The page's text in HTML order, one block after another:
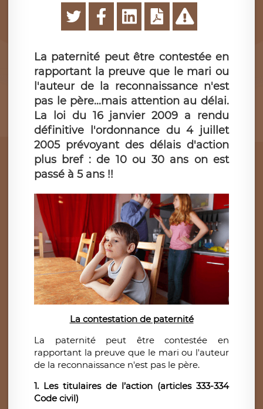
La paternité peut être contestée en
rapportant la preuve que le mari ou
l'auteur de la reconnaissance n'est
pas le père...mais attention au délai.
La loi du 16 janvier 2009 a rendu
définitive l'ordonnance du 4 juillet
2005 prévoyant des délais d'action
plus bref : de 10 ou 30 ans on est
passé à 5 ans !!
La contestation de paternité
La paternité peut être contestée en
rapportant la preuve que le mari ou l'auteur
de la reconnaissance n'est pas le père.
1. Les titulaires de l’action (articles 333-334
Code civil)